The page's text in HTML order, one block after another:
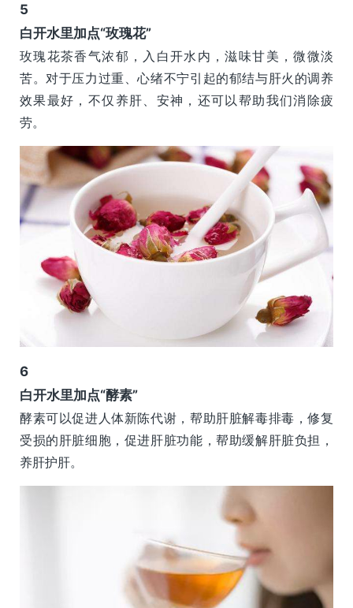
5
白开水里加点“玫瑰花”
玫瑰花茶香气浓郁，入白开水内，滋味甘美，微微淡
苦。对于压力过重、心绪不宁引起的郁结与肝火的调养
效果最好，不仅养肝、安神，还可以帮助我们消除疲
劳。
6
白开水里加点“酵素”
酵素可以促进人体新陈代谢，帮助肝脏解毒排毒，修复
受损的肝脏细胞，促进肝脏功能，帮助缓解肝脏负担，
养肝护肝。